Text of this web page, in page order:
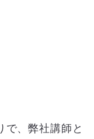
で、弊社講師と